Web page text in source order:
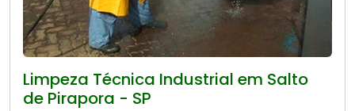
Limpeza Técnica Industrial em Salto
de Pirapora - SP